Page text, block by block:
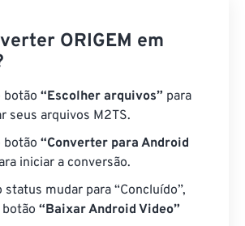
ORIGEM em
botão “Escolher arquivos” para
seus arquivos M2TS.
botão “Converter para Android
iniciar a conversão.
status mudar para “Concluído”,
“Baixar Android Video”